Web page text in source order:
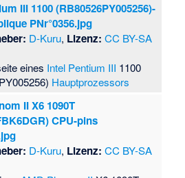
III 1100 (RB80526PY005256)-
PNr°0356.jpg
D-Kuru, Lizenz: CC BY-SA
eines Intel Pentium III 1100
Hauptprozessors
II X6 1090T
CPU-pins
D-Kuru, Lizenz: CC BY-SA